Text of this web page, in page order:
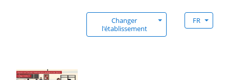
Changer
l'établissement
FR